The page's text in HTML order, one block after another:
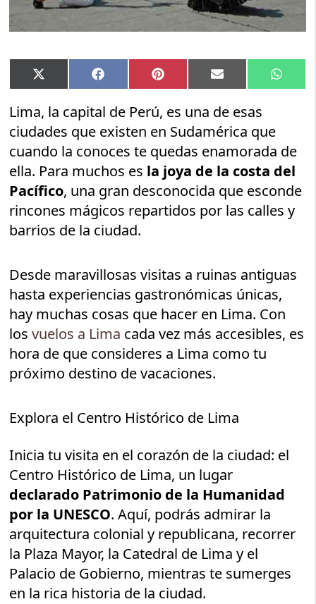
Compartir
en
X
(Twitter)
Compartir
en
Facebook Compartir
en
Pinterest Compartir
en
Email
en
Lima, la capital de Perú, es una de esas
ciudades que existen en Sudamérica que
cuando la conoces te quedas enamorada de
ella. Para muchos es la joya de la costa del
Pacífico, una gran desconocida que esconde
rincones mágicos repartidos por las calles y
barrios de la ciudad.
Desde maravillosas visitas a ruinas antiguas
hasta experiencias gastronómicas únicas,
hay muchas cosas que hacer en Lima. Con
losvuelos a Lima cada vez más accesibles, es
hora de que consideres a Lima como tu
próximo destino de vacaciones.
Explora el Centro Histórico de Lima
Inicia tu visita en el corazón de la ciudad: el
Centro Histórico de Lima, un lugar
declarado Patrimonio de la Humanidad
por la UNESCO. Aquí, podrás admirar la
arquitectura colonial y republicana, recorrer
la Plaza Mayor, la Catedral de Lima y el
Palacio de Gobierno, mientras te sumerges
en la rica historia de la ciudad.